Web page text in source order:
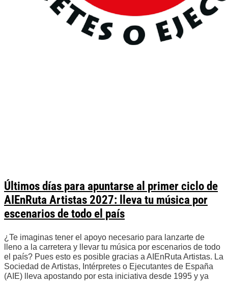
Últimos días para apuntarse al primer ciclo de
AIEnRuta Artistas 2027: lleva tu música por
escenarios de todo el país
¿Te imaginas tener el apoyo necesario para lanzarte de
lleno a la carretera y llevar tu música por escenarios de todo
el país? Pues esto es posible gracias a AIEnRuta Artistas. La
Sociedad de Artistas, Intérpretes o Ejecutantes de España
(AIE) lleva apostando por esta iniciativa desde 1995 y ya